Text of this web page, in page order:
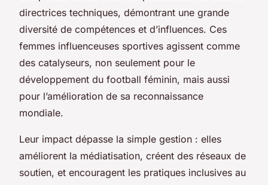
directrices techniques, démontrant une grande
diversité de compétences et d’influences. Ces
femmes influenceuses sportives agissent comme
des catalyseurs, non seulement pour le
développement du football féminin, mais aussi
pour l’amélioration de sa reconnaissance
mondiale.
Leur impact dépasse la simple gestion : elles
améliorent la médiatisation, créent des réseaux de
soutien, et encouragent les pratiques inclusives au